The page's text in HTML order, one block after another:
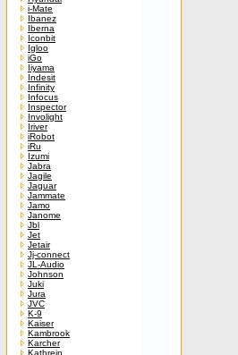
i-Mate
Ibanez
Iberna
Iconbit
Igloo
iGo
Iiyama
Indesit
Infinity
Infocus
Inspector
Involight
Iriver
iRobot
iRu
Izumi
Jabra
Jagile
Jaguar
Jammate
Jamo
Janome
Jbl
Jet
Jetair
Jj-connect
JL-Audio
Johnson
Juki
Jura
JVC
K-9
Kaiser
Kambrook
Karcher
Kathrein